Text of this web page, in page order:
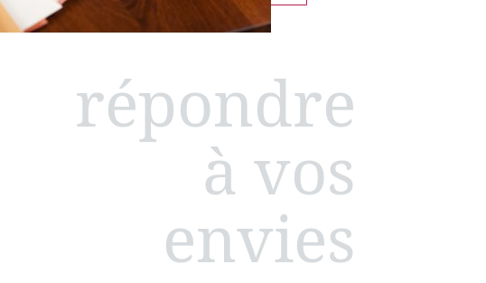
répondre
à vos
envies